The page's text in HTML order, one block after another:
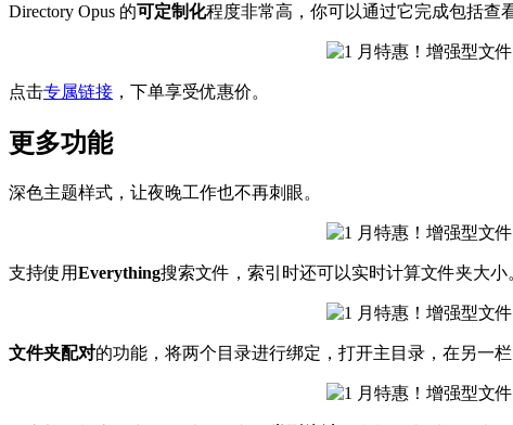
Directory Opus 的可定制化程度非常高，你可以通过它完成包括查
点击专属链接 ，下单享受优惠价。
更多功能
深色主题样式，让夜晚工作也不再刺眼。
支持使用Everything搜索文件，索引时还可以实时计算文件夹大小
文件夹配对的功能，将两个目录进行绑定，打开主目录，在另一